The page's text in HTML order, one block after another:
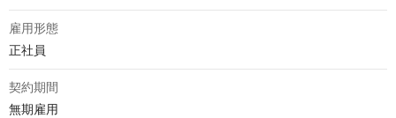
雇用形態
正社員
契約期間
無期雇用